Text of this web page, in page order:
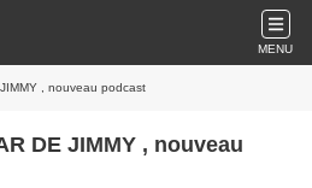
MENU
, nouveau podcast
DE JIMMY , nouveau